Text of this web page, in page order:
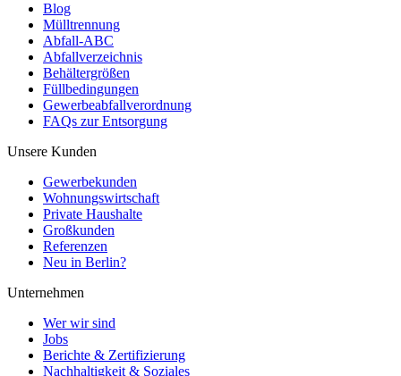
Blog
Mülltrennung
Abfall-ABC
Abfallverzeichnis
Behältergrößen
Füllbedingungen
Gewerbeabfallverordnung
FAQs zur Entsorgung
Unsere Kunden
Gewerbekunden
Wohnungswirtschaft
Private Haushalte
Großkunden
Referenzen
Neu in Berlin?
Unternehmen
Wer wir sind
Jobs
Berichte & Zertifizierung
Nachhaltigkeit & Soziales